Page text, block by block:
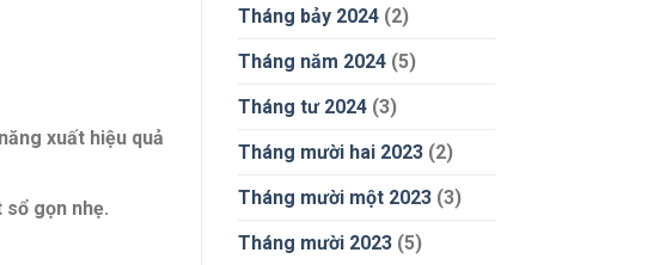
xuất hiệu quả
gọn nhẹ.
Tháng bảy 2024(2)
Tháng năm 2024(5)
Tháng tư 2024(3)
Tháng mười hai 2023(2)
Tháng mười một 2023(3)
Tháng mười 2023(5)